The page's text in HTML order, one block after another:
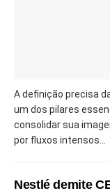
A definição precisa
um dos pilares
consolidar sua
por fluxos intensos...
Nestlé demite